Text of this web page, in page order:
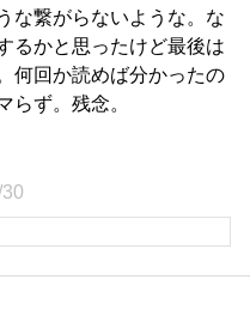
な繋がらないような。な
るかと思ったけど最後は
何回か読めば分かったの
らず。残念。